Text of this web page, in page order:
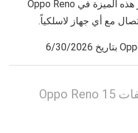
Oppo Reno
مع أي جهاز لاسلكياً.
سعر و مواصفات Oppo Reno 15